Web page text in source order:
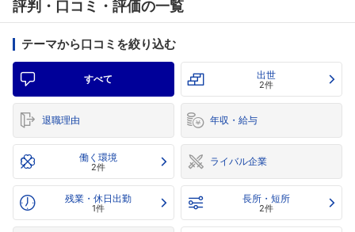
評判・口コミ・評価の一覧
テーマから口コミを絞り込む
すべて 出世
2件
退職理由 年収・給与
働く環境
2件 ライバル企業
残業・休日出勤
1件
長所・短所
2件